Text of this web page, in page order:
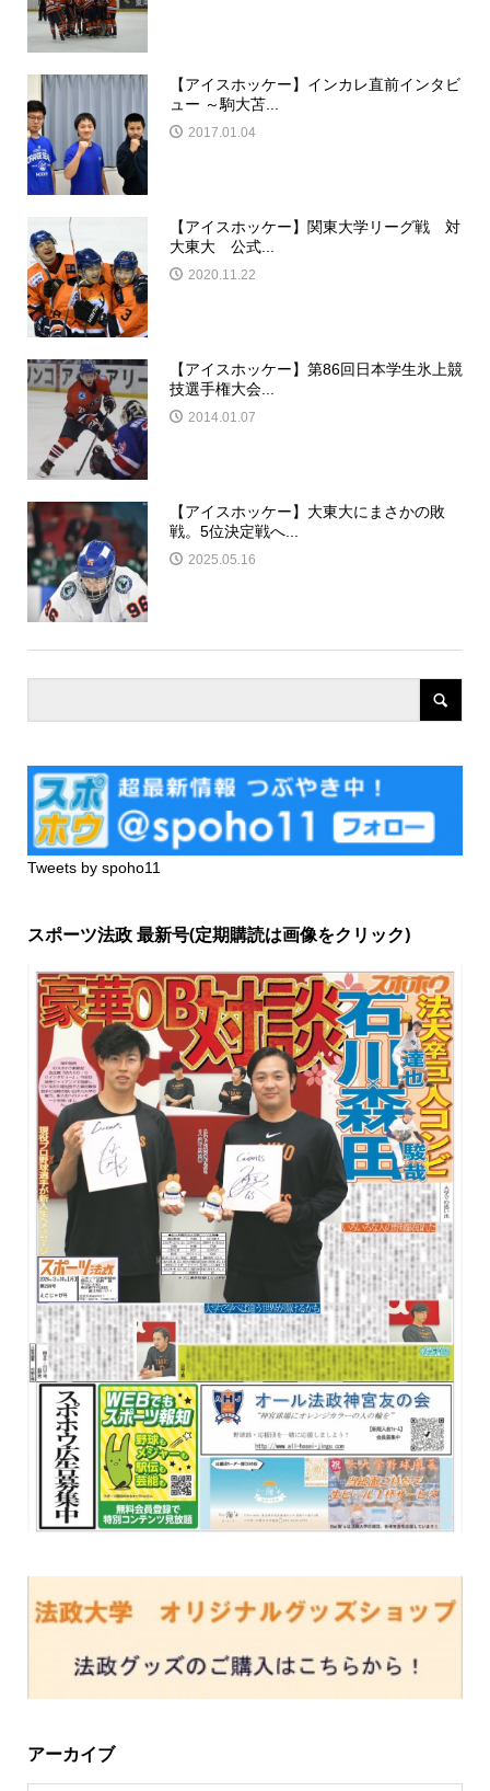
【アイスホッケー】インカレ直前インタビ
ュー ～駒大苫...
2017.01.04
【アイスホッケー】関東大学リーグ戦 対
大東大 公式...
2020.11.22
【アイスホッケー】第86回日本学生氷上競
技選手権大会...
2014.01.07
【アイスホッケー】大東大にまさかの敗
戦。5位決定戦へ...
2025.05.16
Tweets by spoho11
スポーツ法政 最新号(定期購読は画像をクリック)
アーカイブ